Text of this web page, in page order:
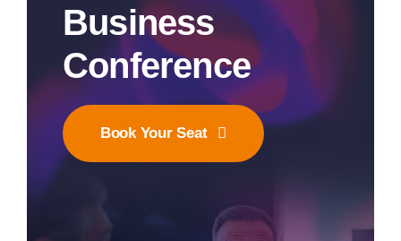
Business
Conference
Book Your Seat